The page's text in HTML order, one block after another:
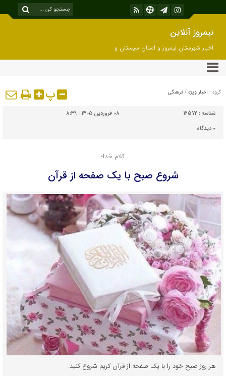
نیمروز آنلاین
اخبار شهرستان نیمروز و استان سیستان و
بلوچستان
گروه : اخبار ویژه / فرهنگی پ
شناسه : 12572
۰۸ فروردین ۱۴۰۵ - ۸:۳۹
۰ دیدگاه
کلام خدا؛
شروع صبح با یک صفحه از قرآن
هر روز صبح خود را با یک صفحه از قرآن کریم شروع کنید.